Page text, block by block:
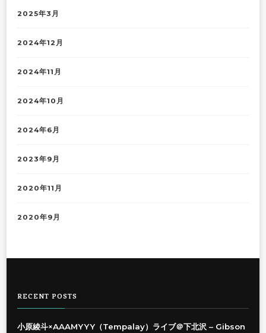
2025年3月
2024年12月
2024年11月
2024年10月
2024年6月
2023年9月
2020年11月
2020年9月
RECENT POSTS
小原綾斗×AAAMYYY（Tempalay）ライブ＠下北沢 – Gibson